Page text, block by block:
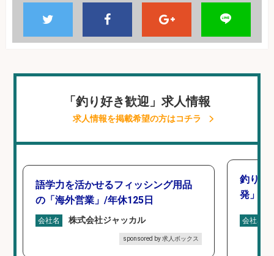
「釣り好き歓迎」求人情報
求人情報を掲載希望の方はコチラ
語学力を活かせるフィッシング用品
の「海外営業」/年休125日
会社名 株式会社ジャッカル
sponsored by 求人ボックス
釣り好
発」/
会社名